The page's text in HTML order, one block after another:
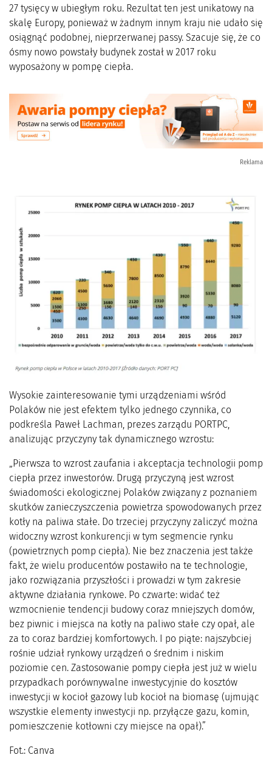
27 tysięcy w ubiegłym roku. Rezultat ten jest unikatowy na
skalę Europy, ponieważ w żadnym innym kraju nie udało się
osiągnąć podobnej, nieprzerwanej passy. Szacuje się, że co
ósmy nowo powstały budynek został w 2017 roku
wyposażony w pompę ciepła.
Reklama
Wysokie zainteresowanie tymi urządzeniami wśród
Polaków nie jest efektem tylko jednego czynnika, co
podkreśla Paweł Lachman, prezes zarządu PORTPC,
analizując przyczyny tak dynamicznego wzrostu:
„Pierwsza to wzrost zaufania i akceptacja technologii pomp
ciepła przez inwestorów. Drugą przyczyną jest wzrost
świadomości ekologicznej Polaków związany z poznaniem
skutków zanieczyszczenia powietrza spowodowanych przez
kotły na paliwa stałe. Do trzeciej przyczyny zaliczyć można
widoczny wzrost konkurencji w tym segmencie rynku
(powietrznych pomp ciepła). Nie bez znaczenia jest także
fakt, że wielu producentów postawiło na te technologie,
jako rozwiązania przyszłości i prowadzi w tym zakresie
aktywne działania rynkowe. Po czwarte: widać też
wzmocnienie tendencji budowy coraz mniejszych domów,
bez piwnic i miejsca na kotły na paliwo stałe czy opał, ale
za to coraz bardziej komfortowych. I po piąte: najszybciej
rośnie udział rynkowy urządzeń o średnim i niskim
poziomie cen. Zastosowanie pompy ciepła jest już w wielu
przypadkach porównywalne inwestycyjnie do kosztów
inwestycji w kocioł gazowy lub kocioł na biomasę (ujmując
wszystkie elementy inwestycji np. przyłącze gazu, komin,
pomieszczenie kotłowni czy miejsce na opał).”
Fot.: Canva